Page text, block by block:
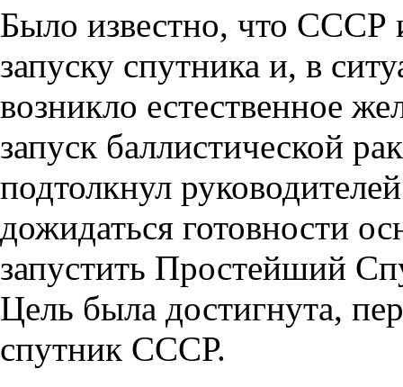
Было известно, что СССР
запуску спутника и, в
возникло естественное
запуск баллистической
подтолкнул
дожидаться готовности
запустить Простейший
Цель была достигнута,
спутник СССР.